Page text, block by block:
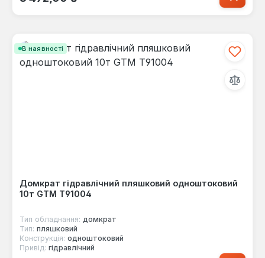
В наявності
Домкрат гідравлічний пляшковий одноштоковий
10т GTM Т91004
Тип обладнання: домкрат
Тип: пляшковий
Конструкція: одноштоковий
Привід: гідравлічний